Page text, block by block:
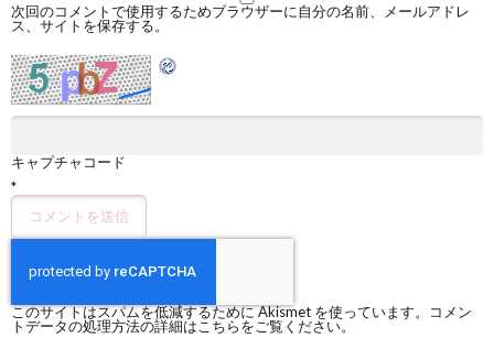
次回のコメントで使用するためブラウザーに自分の名前、メールアドレ
ス、サイトを保存する。
キャプチャコード
*
このサイトはスパムを低減するために Akismet を使っています。
コメン
トデータの処理方法の詳細はこちらをご覧ください。